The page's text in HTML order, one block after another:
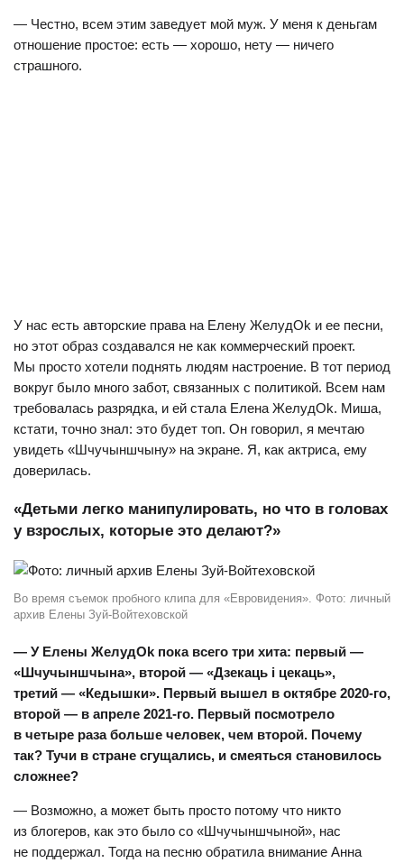
— Честно, всем этим заведует мой муж. У меня к деньгам
отношение простое: есть — хорошо, нету — ничего
страшного.
У нас есть авторские права на Елену ЖелудОk и ее песни,
но этот образ создавался не как коммерческий проект.
Мы просто хотели поднять людям настроение. В тот период
вокруг было много забот, связанных с политикой. Всем нам
требовалась разрядка, и ей стала Елена ЖелудОk. Миша,
кстати, точно знал: это будет топ. Он говорил, я мечтаю
увидеть «Шчучыншчыну» на экране. Я, как актриса, ему
доверилась.
«Детьми легко манипулировать, но что в головах
у взрослых, которые это делают?»
Во время съемок пробного клипа для «Евровидения». Фото: личный
архив Елены Зуй-Войтеховской
— У Елены ЖелудОk пока всего три хита: первый —
«Шчучыншчына», второй — «Дзекаць і цекаць»,
третий — «Кедышки». Первый вышел в октябре 2020-го,
второй — в апреле 2021-го. Первый посмотрело
в четыре раза больше человек, чем второй. Почему
так? Тучи в стране сгущались, и смеяться становилось
сложнее?
— Возможно, а может быть просто потому что никто
из блогеров, как это было со «Шчучыншчыной», нас
не поддержал. Тогда на песню обратила внимание Анна